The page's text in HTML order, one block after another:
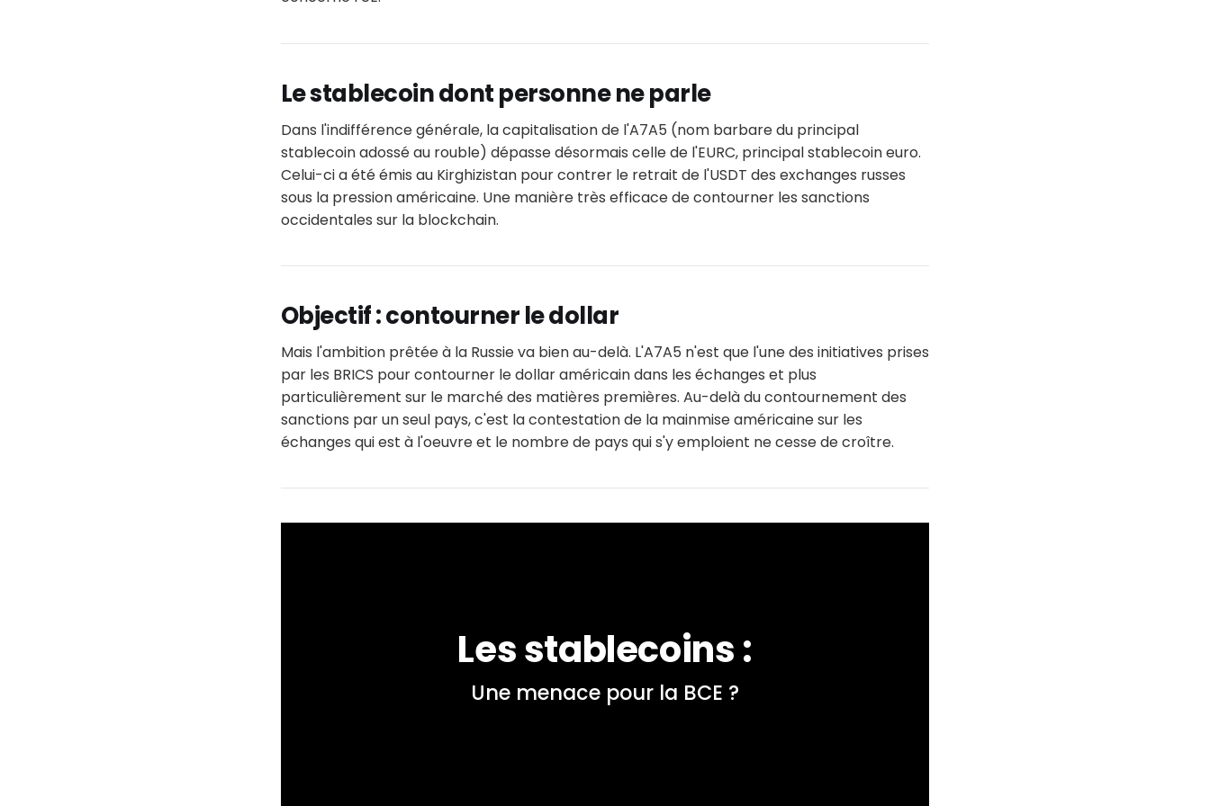
Le stablecoin dont personne ne parle
Dans l'indifférence générale, la capitalisation de l'A7A5 (nom barbare du principal
stablecoin adossé au rouble) dépasse désormais celle de l'EURC, principal stablecoin euro.
Celui-ci a été émis au Kirghizistan pour contrer le retrait de l'USDT des exchanges russes
sous la pression américaine. Une manière très efficace de contourner les sanctions
occidentales sur la blockchain.
Objectif : contourner le dollar
Mais l'ambition prêtée à la Russie va bien au-delà. L'A7A5 n'est que l'une des initiatives prises
par les BRICS pour contourner le dollar américain dans les échanges et plus
particulièrement sur le marché des matières premières. Au-delà du contournement des
sanctions par un seul pays, c'est la contestation de la mainmise américaine sur les
échanges qui est à l'oeuvre et le nombre de pays qui s'y emploient ne cesse de croître.
Les stablecoins :
Une menace pour la BCE ?